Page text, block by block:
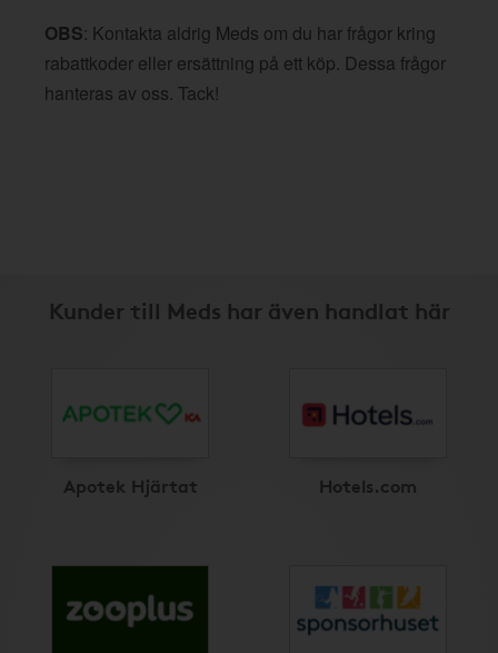
OBS: Kontakta aldrig Meds om du har frågor kring
rabattkoder eller ersättning på ett köp. Dessa frågor
hanteras av oss. Tack!
Kunder till Meds har även handlat här
Apotek Hjärtat Hotels.com